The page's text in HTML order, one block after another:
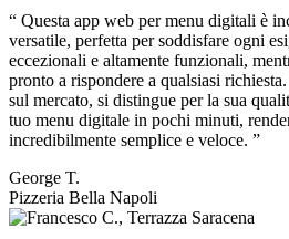
“ Questa app web per menu digitali è
versatile, perfetta per soddisfare ogni
eccezionali e altamente funzionali,
pronto a rispondere a qualsiasi
sul mercato, si distingue per la sua
tuo menu digitale in pochi minuti,
incredibilmente semplice e veloce. ”
George T.
Pizzeria Bella Napoli